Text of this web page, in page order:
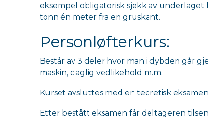
eksempel obligatorisk sjekk av underlaget
tonn én meter fra en gruskant.
Personløfterkurs:
Består av 3 deler hvor man i dybden går
maskin, daglig vedlikehold m.m.
Kurset avsluttes med en teoretisk
Etter bestått eksamen får deltageren